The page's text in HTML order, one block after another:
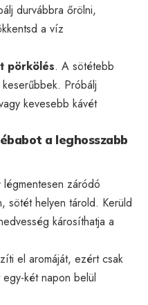
durvábbra őrölni,
a víz
pörkölés. A sötétebb
Próbálj
kevesebb kávét
a leghosszabb
légmentesen záródó
sötét helyen tárold. Kerüld
károsíthatja a
el aromáját, ezért csak
két napon belül